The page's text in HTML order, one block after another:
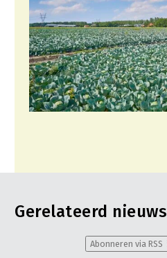
Gerelateerd nieuws
Abonneren via RSS